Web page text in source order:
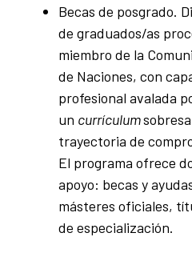
Becas de posgrado.
de graduados/as
miembro de la
de Naciones, con
profesional avalada
un currículum
trayectoria de
El programa ofrece
apoyo: becas y
másteres oficiales,
de especialización.